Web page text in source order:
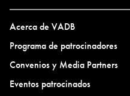
Acerca de VADB
Programa de patrocinadores
Convenios y Media Partners
Eventos patrocinados